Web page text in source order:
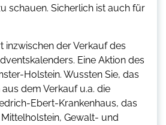
schauen. Sicherlich ist auch für
inzwischen der Verkauf des
Eine Aktion des
Holstein. Wussten Sie, das
dem Verkauf u.a. die
Ebert-Krankenhaus, das
Gewalt- und